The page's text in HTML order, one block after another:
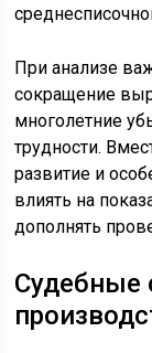
При анализе
сокращение
многолетние
трудности.
развитие и
влиять на
дополнять
Судебные